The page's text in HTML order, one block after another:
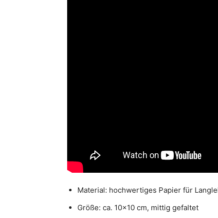
Material: hochwertiges Papier für
Größe: ca. 10×10 cm, mittig gefaltet